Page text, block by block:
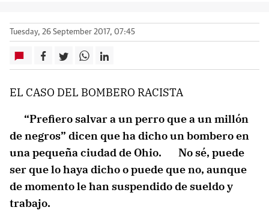
Tuesday, 26 September 2017, 07:45
EL CASO DEL BOMBERO RACISTA
“Prefiero salvar a un perro que a un millón
de negros” dicen que ha dicho un bombero en
una pequeña ciudad de Ohio. No sé, puede
ser que lo haya dicho o puede que no, aunque
de momento le han suspendido de sueldo y
trabajo.